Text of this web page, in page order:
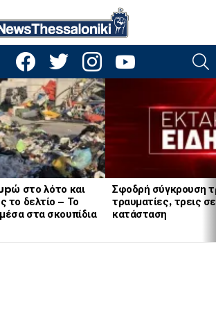
facebooktwitter instagramyoutube
στο λότο και
το δελτίο – Το
στα σκουπίδια
Σφοδρή σύγκρουση
τραυματίες, τρεις
κατάσταση